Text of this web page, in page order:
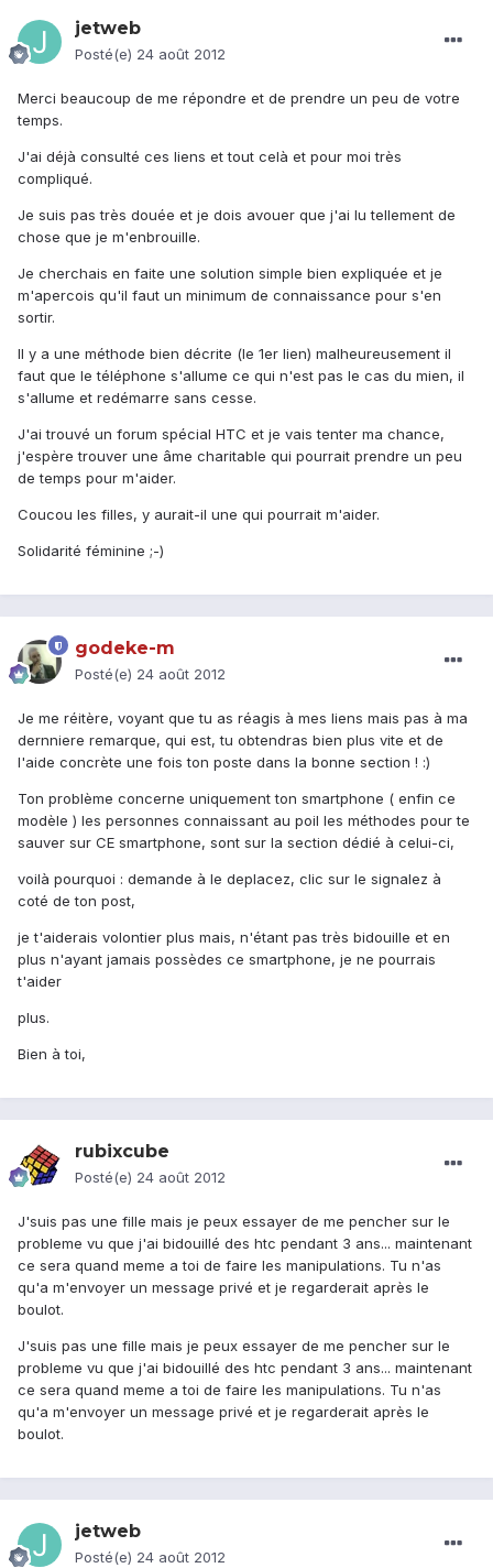
jetweb
Posté(e) 24 août 2012
Merci beaucoup de me répondre et de prendre un peu de votre
temps.
J'ai déjà consulté ces liens et tout celà et pour moi très
compliqué.
Je suis pas très douée et je dois avouer que j'ai lu tellement de
chose que je m'enbrouille.
Je cherchais en faite une solution simple bien expliquée et je
m'apercois qu'il faut un minimum de connaissance pour s'en
sortir.
Il y a une méthode bien décrite (le 1er lien) malheureusement il
faut que le téléphone s'allume ce qui n'est pas le cas du mien, il
s'allume et redémarre sans cesse.
J'ai trouvé un forum spécial HTC et je vais tenter ma chance,
j'espère trouver une âme charitable qui pourrait prendre un peu
de temps pour m'aider.
Coucou les filles, y aurait-il une qui pourrait m'aider.
Solidarité féminine ;-)
godeke-m
Posté(e) 24 août 2012
Je me réitère, voyant que tu as réagis à mes liens mais pas à ma
dernniere remarque, qui est, tu obtendras bien plus vite et de
l'aide concrète une fois ton poste dans la bonne section ! :)
Ton problème concerne uniquement ton smartphone ( enfin ce
modèle ) les personnes connaissant au poil les méthodes pour te
sauver sur CE smartphone, sont sur la section dédié à celui-ci,
voilà pourquoi : demande à le deplacez, clic sur le signalez à
coté de ton post,
je t'aiderais volontier plus mais, n'étant pas très bidouille et en
plus n'ayant jamais possèdes ce smartphone, je ne pourrais
t'aider
plus.
Bien à toi,
rubixcube
Posté(e) 24 août 2012
J'suis pas une fille mais je peux essayer de me pencher sur le
probleme vu que j'ai bidouillé des htc pendant 3 ans... maintenant
ce sera quand meme a toi de faire les manipulations. Tu n'as
qu'a m'envoyer un message privé et je regarderait après le
boulot.
J'suis pas une fille mais je peux essayer de me pencher sur le
probleme vu que j'ai bidouillé des htc pendant 3 ans... maintenant
ce sera quand meme a toi de faire les manipulations. Tu n'as
qu'a m'envoyer un message privé et je regarderait après le
boulot.
jetweb
Posté(e) 24 août 2012